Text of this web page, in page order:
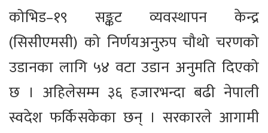
कोभिड–१९ सङ्कट व्यवस्थापन केन्द्र
(सिसीएमसी) को निर्णयअनुरुप चौथो चरणको
उडानका लागि ५४ वटा उडान अनुमति दिएको
छ । अहिलेसम्म ३६ हजारभन्दा बढी नेपाली
स्वदेश फर्किसकेका छन् । सरकारले आगामी